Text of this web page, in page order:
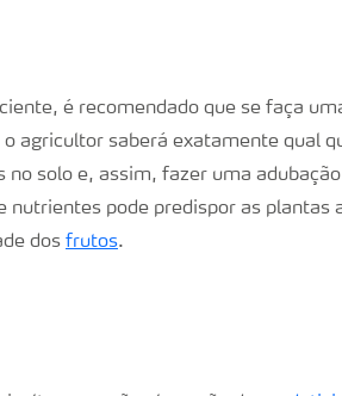
é recomendado que se faça
agricultor saberá exatamente qual
solo e, assim, fazer uma
pode predispor as plantas
dos frutos.